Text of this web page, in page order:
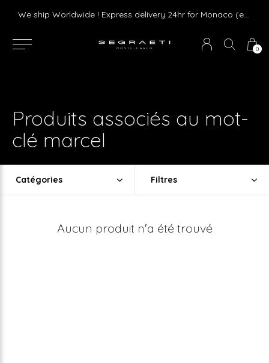
0
We ship Worldwide ! Express delivery 24hr for Monaco (excluding furniture)
Produits associés au mot-
clé marcel
Catégories Filtres
Aucun produit n'a été trouvé